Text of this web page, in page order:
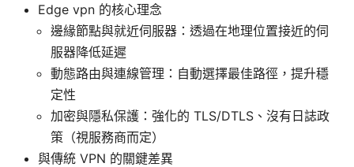
Edge vpn 的核心理念
邊緣節點與就近伺服器：透過在地理位置接近的伺
服器降低延遲
動態路由與連線管理：自動選擇最佳路徑，提升穩
定性
加密與隱私保護：強化的 TLS/DTLS、沒有日誌政
策（視服務商而定）
與傳統 VPN 的關鍵差異